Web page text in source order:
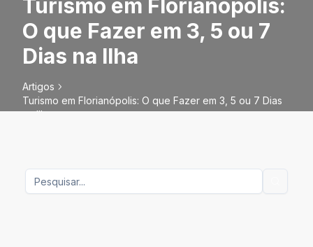
Turismo em Florianópolis:
O que Fazer em 3, 5 ou 7
Dias na Ilha
Artigos
Turismo em Florianópolis: O que Fazer em 3, 5 ou 7 Dias
na Ilha